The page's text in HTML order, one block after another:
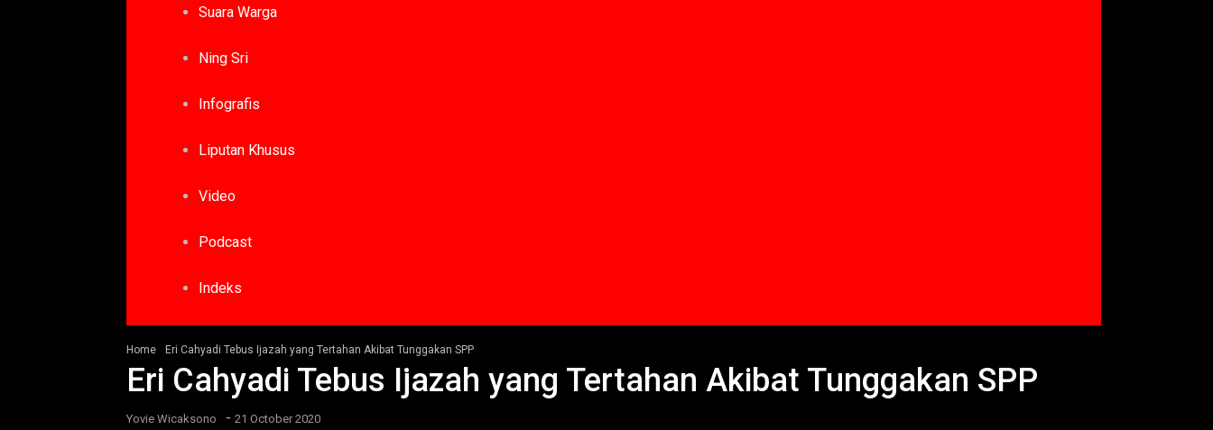
Suara Warga
Ning Sri
Infografis
Liputan Khusus
Video
Podcast
Indeks
Home Eri Cahyadi Tebus Ijazah yang Tertahan Akibat Tunggakan SPP
Eri Cahyadi Tebus Ijazah yang Tertahan Akibat Tunggakan SPP
Yovie Wicaksono - 21 October 2020